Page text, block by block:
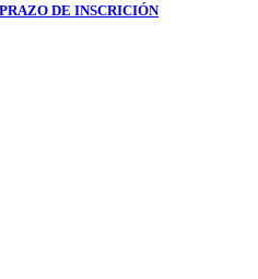
DE INSCRICIÓN